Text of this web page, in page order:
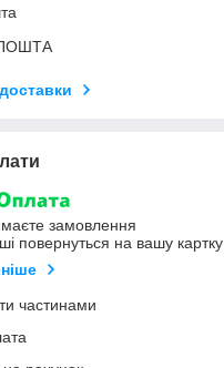
замовлення
повернуться на вашу картку
частинами